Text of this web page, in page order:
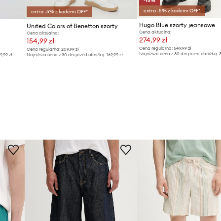
zł
extra -5% z kodem: OFF*
United Colors of Benetton szorty
Cena aktualna:
154,99 zł
Cena regularna: 209,99 zł
Najniższa cena z 30 dni przed obniżką: 169,99 zł
extra -5% z kodem: OFF*
Hugo Blue szorty jeansowe
Cena aktualna:
274,99 zł
Cena regularna: 549,99 zł
Najniższa cena z 30 dni przed obniżką: